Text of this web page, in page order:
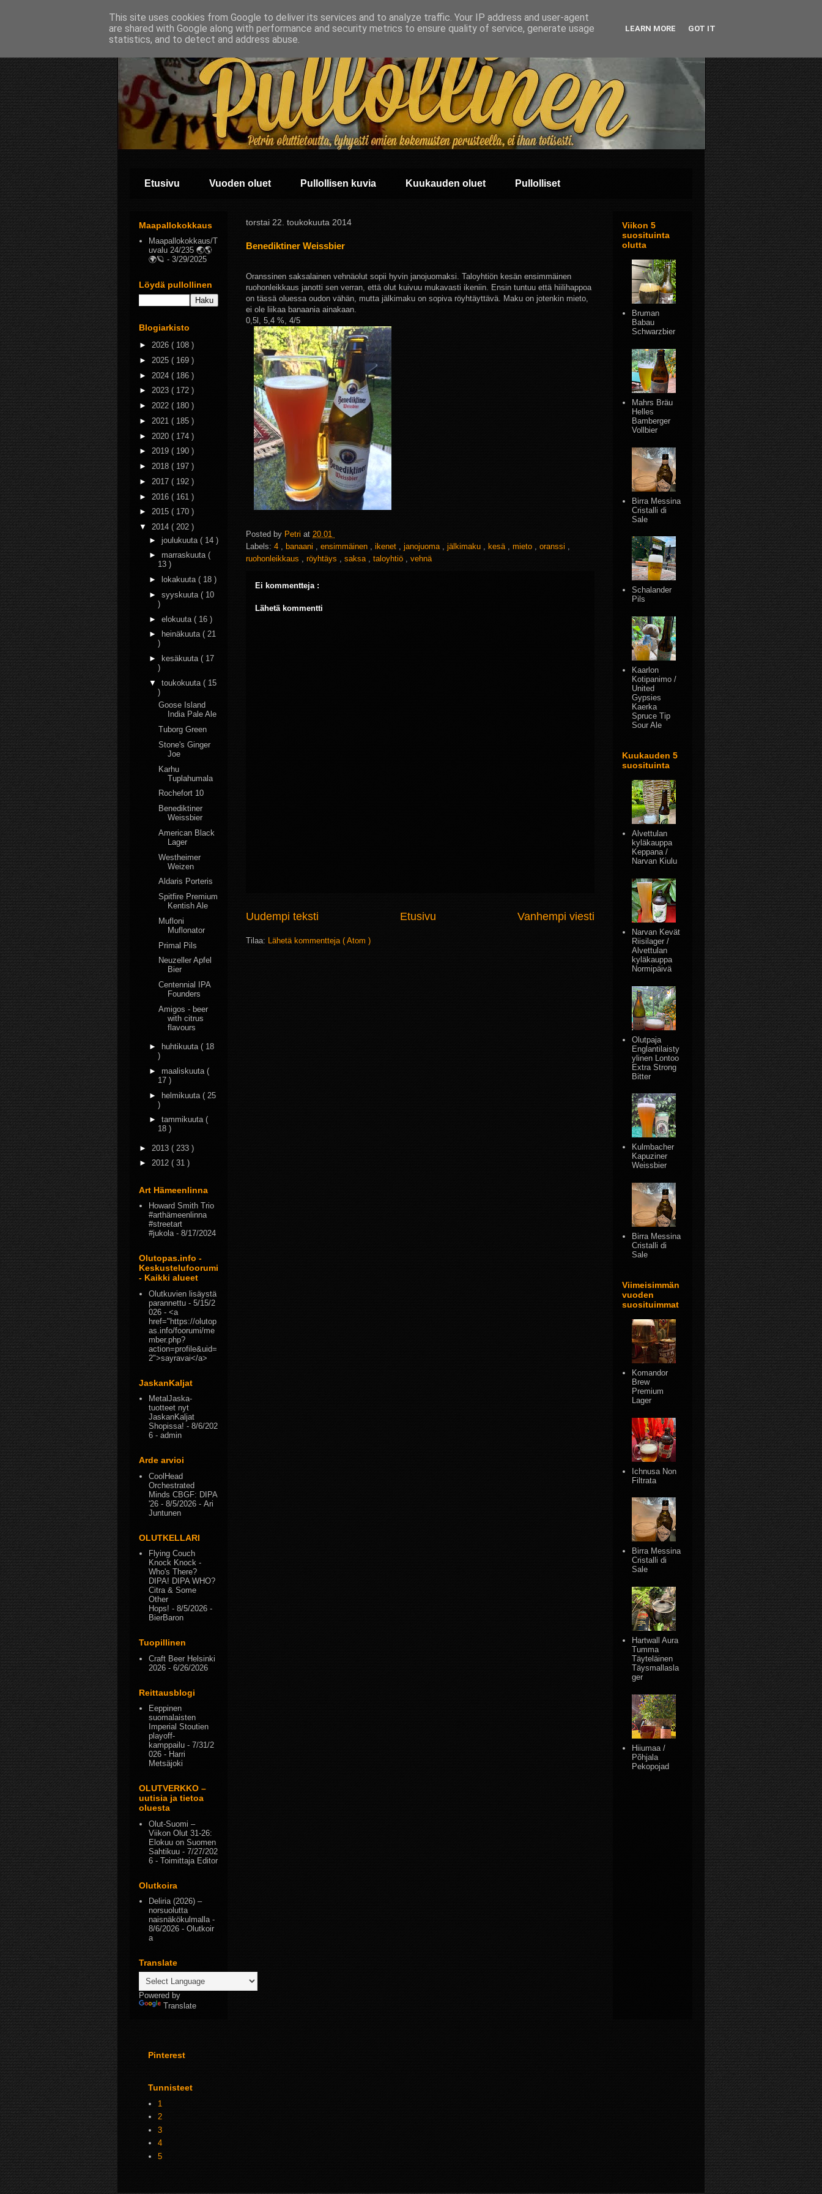
Etusivu Vuoden oluet Pullollisen kuvia Kuukauden oluet Pullolliset
torstai 22. toukokuuta 2014
Benediktiner Weissbier
Oranssinen saksalainen vehnäolut sopii hyvin janojuomaksi. Taloyhtiön kesän ensimmäinen
ruohonleikkaus janotti sen verran, että olut kuivuu mukavasti ikeniin. Ensin tuntuu että hiilihappoa
on tässä oluessa oudon vähän, mutta jälkimaku on sopiva röyhtäyttävä. Maku on jotenkin mieto,
ei ole liikaa banaania ainakaan.
0,5l, 5,4 %, 4/5
Posted by Petri at 20.01
Labels: 4 banaani ensimmäinen ikenet janojuoma jälkimaku kesä mieto oranssi
ruohonleikkaus
röyhtäys saksa taloyhtiö vehnä
Ei kommentteja :
Lähetä kommentti
Uudempi teksti Vanhempi viesti
Etusivu
Tilaa: Lähetä kommentteja ( Atom )
Maapallokokkaus
Maapallokokkaus/T
uvalu 24/235 🌏🌎
🌍🪐 - 3/29/2025
Löydä pullollinen
Blogiarkisto
► 2026 ( 108 )
► 2025 ( 169 )
► 2024 ( 186 )
► 2023 ( 172 )
► 2022 ( 180 )
► 2021 ( 185 )
► 2020 ( 174 )
► 2019 ( 190 )
► 2018 ( 197 )
► 2017 ( 192 )
► 2016 ( 161 )
► 2015 ( 170 )
▼ 2014 ( 202 )
► joulukuuta ( 14 )
► marraskuuta (
13 )
►
lokakuuta ( 18 )
► syyskuuta ( 10
)
► elokuuta ( 16 )
►
heinäkuuta ( 21
)
►
kesäkuuta ( 17
)
▼ toukokuuta ( 15
)
Goose Island
India Pale Ale
Tuborg Green
Stone's Ginger
Joe
Karhu
Tuplahumala
Rochefort 10
Benediktiner
Weissbier
American Black
Lager
Westheimer
Weizen
Aldaris Porteris
Spitfire Premium
Kentish Ale
Mufloni
Muflonator
Primal Pils
Neuzeller Apfel
Bier
Centennial IPA
Founders
Amigos - beer
with citrus
flavours
► huhtikuuta ( 18
)
► maaliskuuta (
17 )
► helmikuuta ( 25
)
► tammikuuta (
18 )
► 2013 ( 233 )
► 2012 ( 31 )
Art Hämeenlinna
Howard Smith Trio
#arthämeenlinna
#streetart
#jukola- 8/17/2024
Olutopas.info -
Keskustelufoorumi
- Kaikki alueet
Olutkuvien lisäystä
parannettu - 5/15/2
026 - <a
href="https://olutop
as.info/foorumi/me
mber.php?
action=profile&uid=
2">sayravai</a>
JaskanKaljat
MetalJaska-
tuotteet nyt
JaskanKaljat
Shopissa! - 8/6/202
6 - admin
Arde arvioi
CoolHead
Orchestrated
Minds CBGF: DIPA
'26 - 8/5/2026 - Ari
Juntunen
OLUTKELLARI
Flying Couch
Knock Knock -
Who's There?
DIPA! DIPA WHO?
Citra & Some
Other
Hops! - 8/5/2026 -
BierBaron
Tuopillinen
Craft Beer Helsinki
2026 - 6/26/2026
Reittausblogi
Eeppinen
suomalaisten
Imperial Stoutien
playoff-
kamppailu - 7/31/2
026 - Harri
Metsäjoki
OLUTVERKKO –
uutisia ja tietoa
oluesta
Olut-Suomi –
Viikon Olut 31-26:
Elokuu on Suomen
Sahtikuu - 7/27/202
6 - Toimittaja Editor
Olutkoira
Deliria (2026) –
norsuolutta
naisnäkökulmalla-
8/6/2026 - Olutkoir
a
Translate
Powered by
Translate
Viikon 5
suosituinta
olutta
Bruman
Babau
Schwarzbier
Mahrs Bräu
Helles
Bamberger
Vollbier
Birra Messina
Cristalli di
Sale
Schalander
Pils
Kaarlon
Kotipanimo /
United
Gypsies
Kaerka
Spruce Tip
Sour Ale
Kuukauden 5
suosituinta
Alvettulan
kyläkauppa
Keppana /
Narvan Kiulu
Narvan Kevät
Riisilager /
Alvettulan
kyläkauppa
Normipäivä
Olutpaja
Englantilaisty
ylinen Lontoo
Extra Strong
Bitter
Kulmbacher
Kapuziner
Weissbier
Birra Messina
Cristalli di
Sale
Viimeisimmän
vuoden
suosituimmat
Komandor
Brew
Premium
Lager
Ichnusa Non
Filtrata
Birra Messina
Cristalli di
Sale
Hartwall Aura
Tumma
Täyteläinen
Täysmallasla
ger
Hiiumaa /
Põhjala
Pekopojad
Pinterest
Tunnisteet
1
2
3
4
5
This site uses cookies from Google to deliver its services and to analyze traffic. Your IP address and user-agent
are shared with Google along with performance and security metrics to ensure quality of service, generate usage
statistics, and to detect and address abuse.
LEARN MORE GOT IT